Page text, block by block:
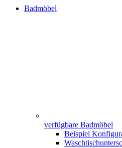
Badmöbel
verfügbare Badmöbel
Beispiel